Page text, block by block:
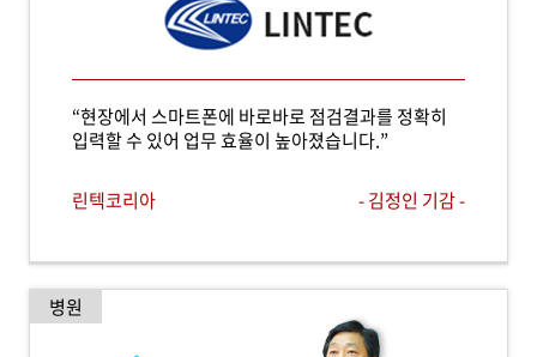
“현장에서 스마트폰에 바로바로 점검결과를 정확히
입력할 수 있어 업무 효율이 높아졌습니다.”
린텍코리아 - 김정인 기감 -
병원